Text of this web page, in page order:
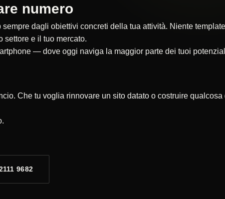
numero
dagli obiettivi concreti della tua attività. Niente
settore e il tuo mercato.
— dove oggi naviga la maggior parte dei tuoi
Che tu voglia rinnovare un sito datato o costruire qualcosa
9682